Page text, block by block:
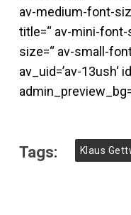
av-medium-font-
title=“ av-mini-
size=“ av-small-
av_uid=’av-13ush‘
Tags: Klaus